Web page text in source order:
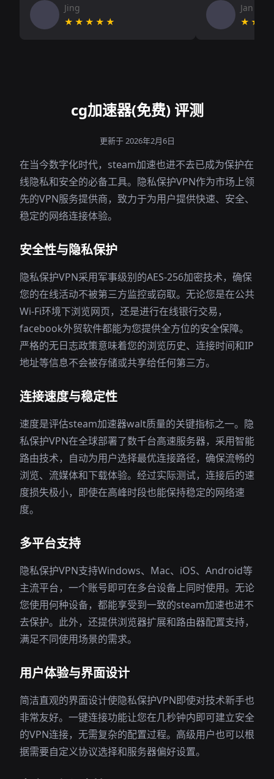
Jing
★★★★★
Jan V
cg加速器(免费) 评测
更新于 2026年2月6日
在当今数字化时代，steam加速也进不去已成为保护在
线隐私和安全的必备工具。隐私保护VPN作为市场上领
先的VPN服务提供商，致力于为用户提供快速、安全、
稳定的网络连接体验。
安全性与隐私保护
隐私保护VPN采用军事级别的AES-256加密技术，确保
您的在线活动不被第三方监控或窃取。无论您是在公共
Wi-Fi环境下浏览网页，还是进行在线银行交易，
facebook外贸软件都能为您提供全方位的安全保障。
严格的无日志政策意味着您的浏览历史、连接时间和IP
地址等信息不会被存储或共享给任何第三方。
连接速度与稳定性
速度是评估steam加速器walt质量的关键指标之一。隐
私保护VPN在全球部署了数千台高速服务器，采用智能
路由技术，自动为用户选择最优连接路径，确保流畅的
浏览、流媒体和下载体验。经过实际测试，连接后的速
度损失极小，即使在高峰时段也能保持稳定的网络速
度。
多平台支持
隐私保护VPN支持Windows、Mac、iOS、Android等
主流平台，一个账号即可在多台设备上同时使用。无论
您使用何种设备，都能享受到一致的steam加速也进不
去保护。此外，还提供浏览器扩展和路由器配置支持，
满足不同使用场景的需求。
用户体验与界面设计
简洁直观的界面设计使隐私保护VPN即使对技术新手也
非常友好。一键连接功能让您在几秒钟内即可建立安全
的VPN连接，无需复杂的配置过程。高级用户也可以根
据需要自定义协议选择和服务器偏好设置。